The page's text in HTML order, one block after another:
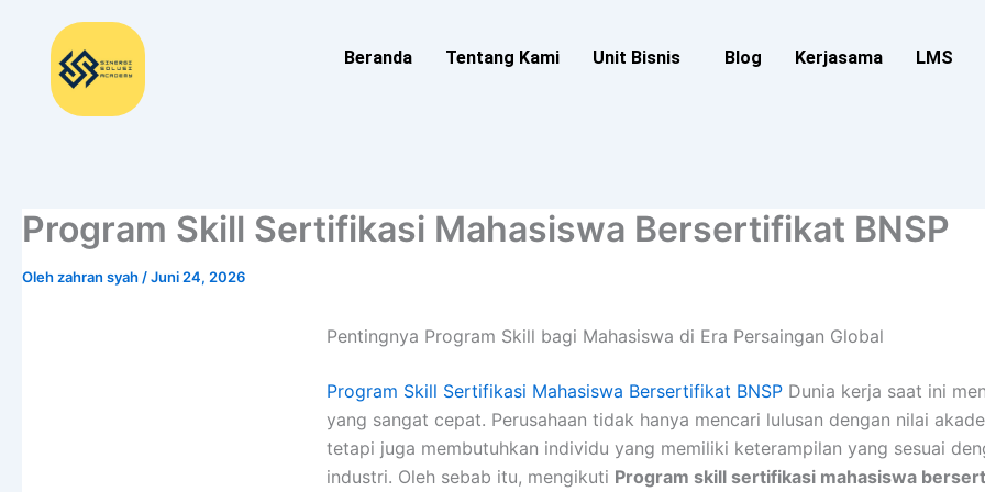
Beranda Tentang Kami Unit Bisnis Blog Kerjasama LMS
Program Skill Sertifikasi Mahasiswa Bersertifikat BNSP
Olehzahran syah/Juni 24, 2026
Pentingnya Program Skill bagi Mahasiswa di Era Persaingan Global
Program Skill Sertifikasi Mahasiswa Bersertifikat BNSP Dunia kerja saat ini
yang sangat cepat. Perusahaan tidak hanya mencari lulusan dengan nilai
tetapi juga membutuhkan individu yang memiliki keterampilan yang sesuai
industri. Oleh sebab itu, mengikuti Program skill sertifikasi mahasiswa